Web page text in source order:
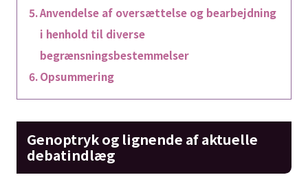
Anvendelse af oversættelse og bearbejdning
i henhold til diverse
begrænsningsbestemmelser
Opsummering
Genoptryk og lignende af aktuelle
debatindlæg